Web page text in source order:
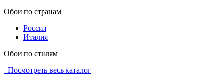
Обои по странам
Россия
Италия
Обои по стилям
Посмотреть весь каталог